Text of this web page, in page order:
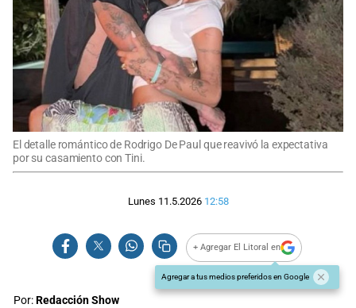
El detalle romántico de Rodrigo De Paul que reavivó la expectativa
por su casamiento con Tini.
Lunes 11.5.2026 12:58
+ Agregar El Litoral en
Agregar a tus medios preferidos en Google
Por:Redacción Show